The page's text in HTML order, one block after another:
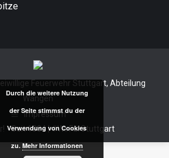
Feuerwehr Stuttgart, Abteilung
Wangen
Impressum
- Seit 1884 | #WirFürStuttgart
Durch die weitere Nutzung
der Seite stimmst du der
Verwendung von Cookies
zu. Mehr Informationen